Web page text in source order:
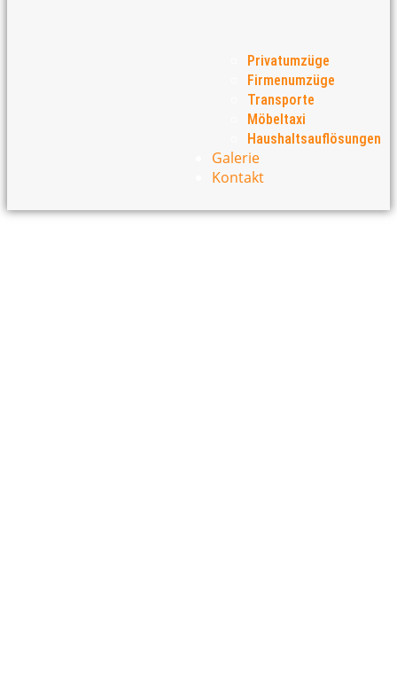
Privatumzüge
Firmenumzüge
Transporte
Möbeltaxi
Haushaltsauflösungen
Galerie
Kontakt